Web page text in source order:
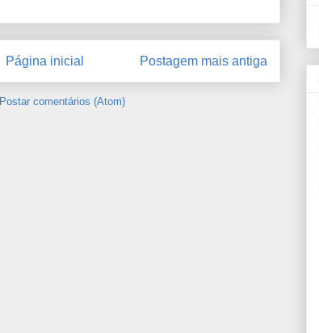
Postagem mais antiga
Página inicial
Postar comentários (Atom)